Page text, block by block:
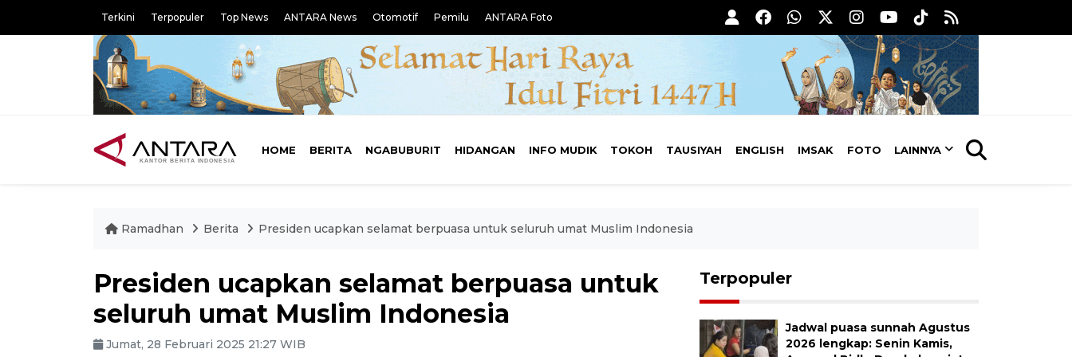
Terkini Terpopuler Top News ANTARA News Otomotif Pemilu ANTARA Foto
HOME BERITA NGABUBURIT HIDANGAN INFO MUDIK TOKOH TAUSIYAH ENGLISH IMSAK FOTO LAINNYA
Ramadhan Berita Presiden ucapkan selamat berpuasa untuk seluruh umat Muslim Indonesia
Presiden ucapkan selamat berpuasa untuk
seluruh umat Muslim Indonesia
Jumat, 28 Februari 2025 21:27 WIB
Terpopuler
Jadwal puasa sunnah Agustus
2026 lengkap: Senin Kamis,